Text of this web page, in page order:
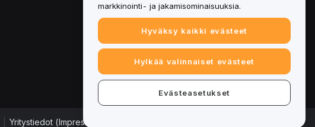
Yritystiedot (Impressum)
markkinointi- ja jakamisominaisuuksia.
Hyväksy kaikki evästeet
Hylkää valinnaiset evästeet
Evästeasetukset